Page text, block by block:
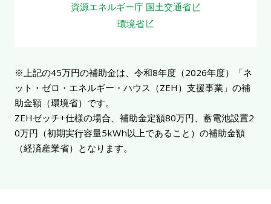
資源エネルギー庁 国土交通省
環境省
※上記の45万円の補助金は、令和8年度（2026年度）「ネ
ット・ゼロ・エネルギー・ハウス（ZEH）支援事業」の補
助金額（環境省）です。
ZEHゼッチ+仕様の場合、補助金定額80万円、蓄電池設置2
0万円（初期実行容量5kWh以上であること）の補助金額
（経済産業省）となります。